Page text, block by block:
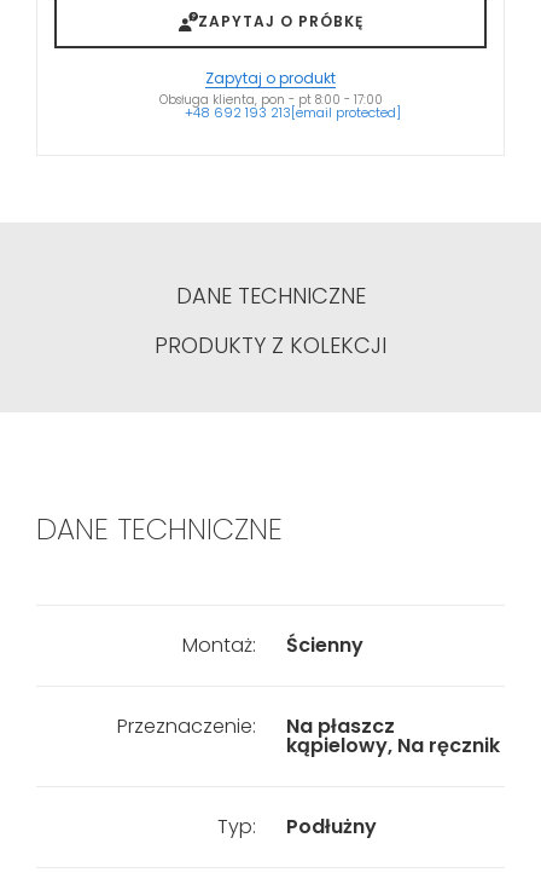
ZAPYTAJ O PRÓBKĘ
Zapytaj o produkt
Obsługa klienta, pon - pt 8:00 - 17:00
+48 692 193 213[email protected]
DANE TECHNICZNE
PRODUKTY Z KOLEKCJI
DANE TECHNICZNE
Montaż: Ścienny
Przeznaczenie: Na płaszcz
kąpielowy, Na ręcznik
Typ: Podłużny